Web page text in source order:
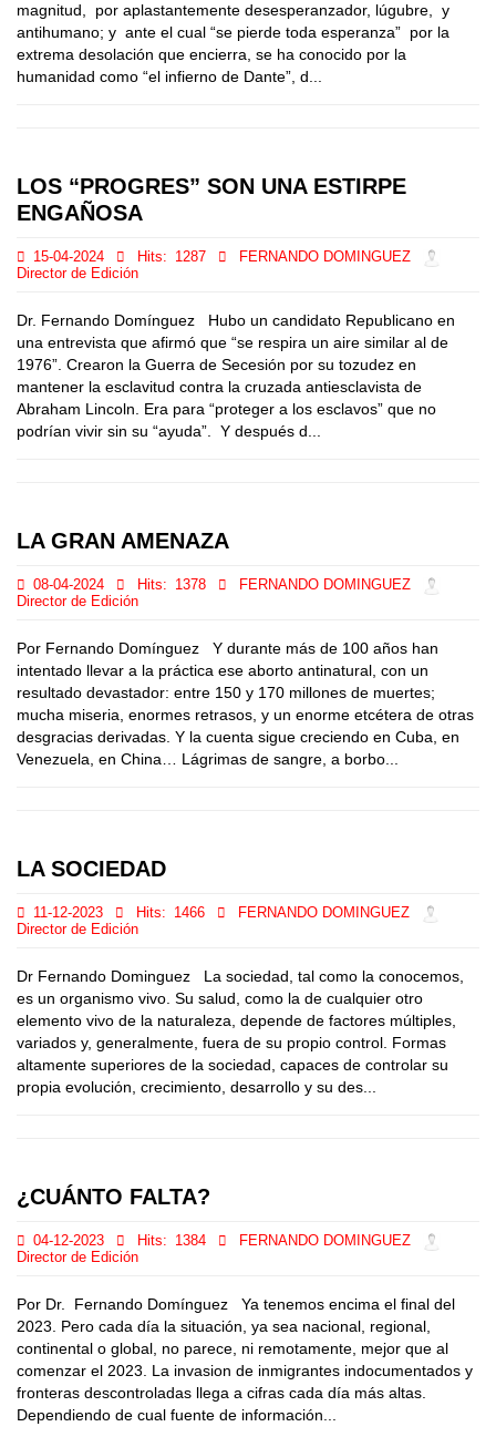
magnitud, por aplastantemente desesperanzador, lúgubre, y
antihumano; y ante el cual “se pierde toda esperanza” por la
extrema desolación que encierra, se ha conocido por la
humanidad como “el infierno de Dante”, d...
LOS “PROGRES” SON UNA ESTIRPE
ENGAÑOSA
15-04-2024 Hits: 1287
FERNANDO DOMINGUEZ
Director de Edición
Dr. Fernando Domínguez Hubo un candidato Republicano en
una entrevista que afirmó que “se respira un aire similar al de
1976”. Crearon la Guerra de Secesión por su tozudez en
mantener la esclavitud contra la cruzada antiesclavista de
Abraham Lincoln. Era para “proteger a los esclavos” que no
podrían vivir sin su “ayuda”. Y después d...
LA GRAN AMENAZA
08-04-2024 Hits: 1378
FERNANDO DOMINGUEZ
Director de Edición
Por Fernando Domínguez Y durante más de 100 años han
intentado llevar a la práctica ese aborto antinatural, con un
resultado devastador: entre 150 y 170 millones de muertes;
mucha miseria, enormes retrasos, y un enorme etcétera de otras
desgracias derivadas. Y la cuenta sigue creciendo en Cuba, en
Venezuela, en China… Lágrimas de sangre, a borbo...
LA SOCIEDAD
11-12-2023 Hits: 1466
FERNANDO DOMINGUEZ
Director de Edición
Dr Fernando Dominguez La sociedad, tal como la conocemos,
es un organismo vivo. Su salud, como la de cualquier otro
elemento vivo de la naturaleza, depende de factores múltiples,
variados y, generalmente, fuera de su propio control. Formas
altamente superiores de la sociedad, capaces de controlar su
propia evoluciόn, crecimiento, desarrollo y su des...
¿CUÁNTO FALTA?
04-12-2023 Hits: 1384
FERNANDO DOMINGUEZ
Director de Edición
Por Dr. Fernando Domínguez Ya tenemos encima el final del
2023. Pero cada día la situación, ya sea nacional, regional,
continental o global, no parece, ni remotamente, mejor que al
comenzar el 2023. La invasion de inmigrantes indocumentados y
fronteras descontroladas llega a cifras cada día más altas.
Dependiendo de cual fuente de información...